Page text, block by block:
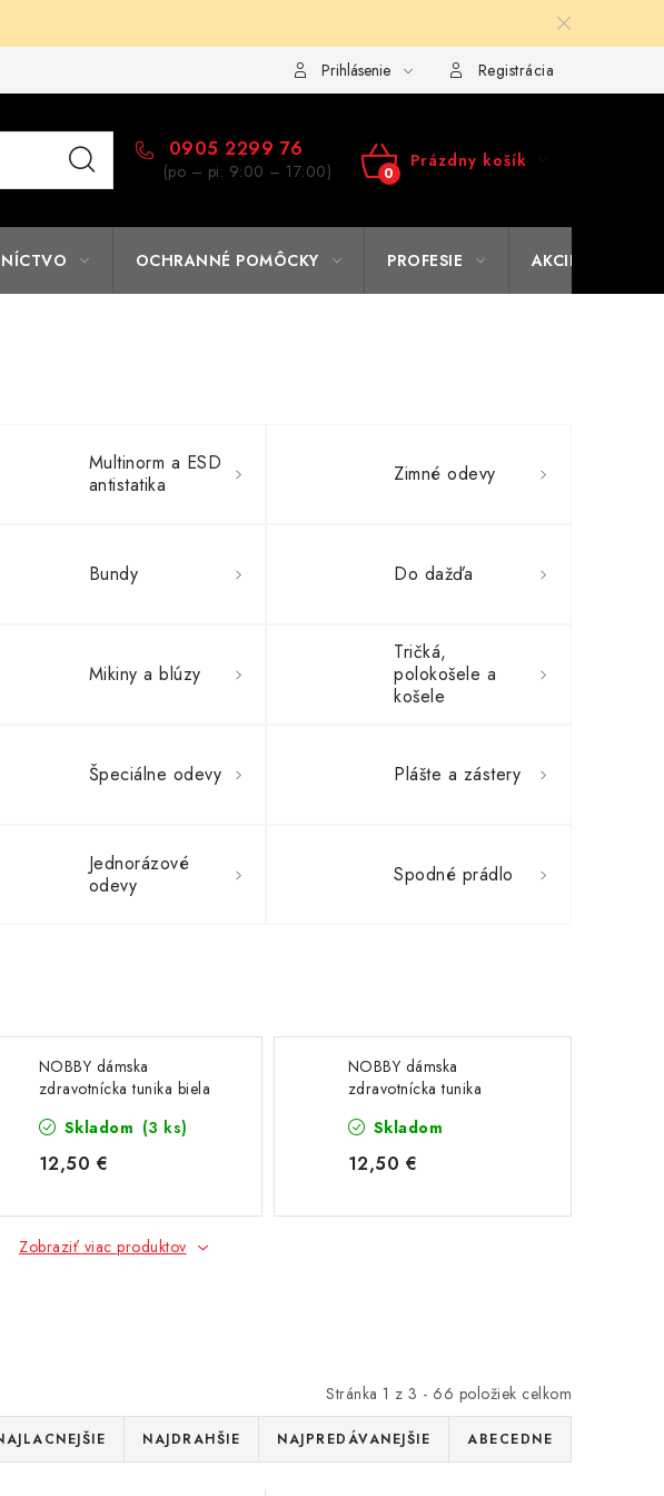
Formulár na výmenu tovaru Kto sme Reklamačný poriadok
Prihlásenie Registrácia
0905 2299 76
(po – pi: 9:00 – 17:00)
NÁKUPNÝ
Prázdny košík
OCHRANNÉ POMÔCKY PROFESIE AKCIE
Multinorm a ESD
antistatika
Zimné odevy
Bundy Do dažďa
Mikiny a blúzy
Tričká,
polokošele a
košele
Špeciálne odevy Plášte a zástery
Jednorázové
odevy
Spodné prádlo
NOBBY dámska
zdravotnícka tunika biela
Skladom (3 ks)
12,50 €
NOBBY dámska
zdravotnícka tunika
Skladom
12,50 €
Zobraziť viac produktov
Stránka 1 z 3 - 66 položiek celkom
NAJDRAHŠIE NAJPREDÁVANEJŠIE ABECEDNE